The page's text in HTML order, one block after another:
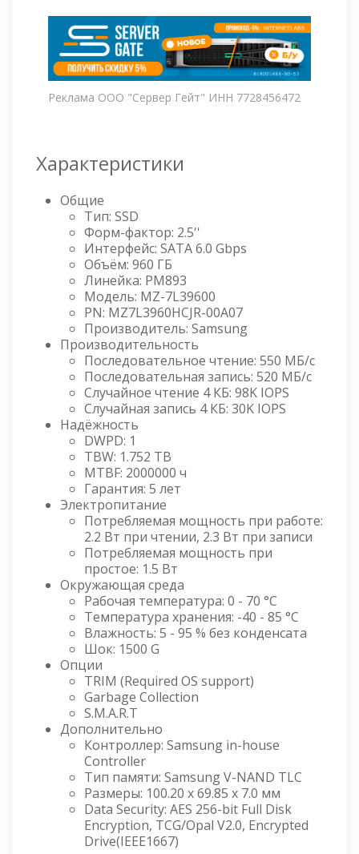
Реклама ООО "Сервер Гейт" ИНН 7728456472
Характеристики
Общие
Тип: SSD
Форм-фактор: 2.5''
Интерфейс: SATA 6.0 Gbps
Объём: 960 ГБ
Линейка: PM893
Модель: MZ-7L39600
PN: MZ7L3960HCJR-00A07
Производитель: Samsung
Производительность
Последовательное чтение: 550 МБ/с
Последовательная запись: 520 МБ/с
Случайное чтение 4 КБ: 98K IOPS
Случайная запись 4 КБ: 30K IOPS
Надёжность
DWPD: 1
TBW: 1.752 TB
MTBF: 2000000 ч
Гарантия: 5 лет
Электропитание
Потребляемая мощность при работе:
2.2 Вт при чтении, 2.3 Вт при записи
Потребляемая мощность при
простое: 1.5 Вт
Окружающая среда
Рабочая температура: 0 - 70 °C
Температура хранения: -40 - 85 °C
Влажность: 5 - 95 % без конденсата
Шок: 1500 G
Опции
TRIM (Required OS support)
Garbage Collection
S.M.A.R.T
Дополнительно
Контроллер: Samsung in-house
Controller
Тип памяти: Samsung V-NAND TLC
Размеры: 100.20 x 69.85 x 7.0 мм
Data Security: AES 256-bit Full Disk
Encryption, TCG/Opal V2.0, Encrypted
Drive(IEEE1667)